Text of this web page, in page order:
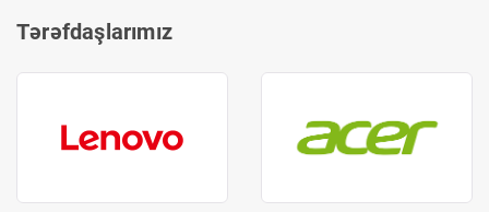
Tərəfdaşlarımız